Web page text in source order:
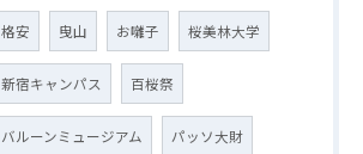
格安 曳山 お囃子 桜美林大学
新宿キャンパス 百桜祭
バルーンミュージアム パッソ大財